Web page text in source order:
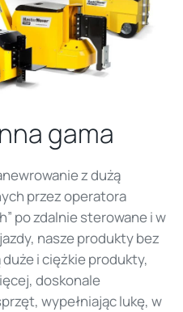
gama
z dużą
przez operatora
po zdalnie sterowane i w
nasze produkty bez
i ciężkie produkty,
doskonale
wypełniając lukę, w